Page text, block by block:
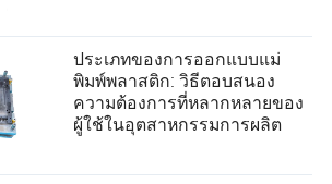
ประเภทของการออกแบบแม่
พิมพ์พลาสติก: วิธีตอบสนอง
ความต้องการที่หลากหลายของ
ผู้ใช้ในอุตสาหกรรมการผลิต